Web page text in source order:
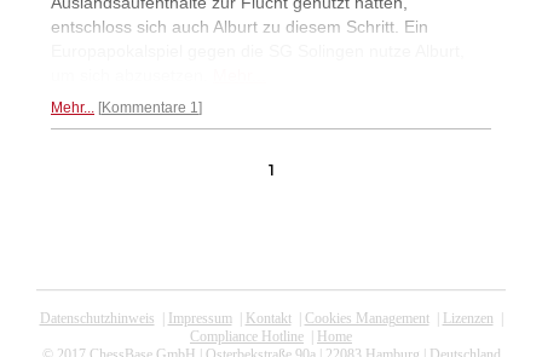
entschloss sich auch Alburt zu diesem Schritt. Ein
Mehr... Kommentare 1
1
Datenschutzhinweis Impressum| Kontakt| Cookies Management| Lizenzen
Compliance Hotline
Home